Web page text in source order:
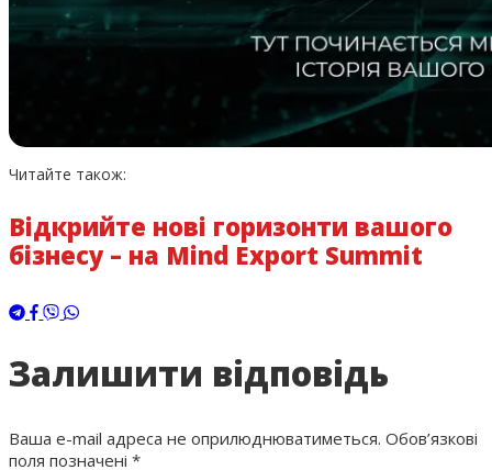
Читайте також:
Відкрийте нові горизонти вашого
бізнесу – на Mind Export Summit
Залишити відповідь
Ваша e-mail адреса не оприлюднюватиметься. Обов’язкові
поля позначені *